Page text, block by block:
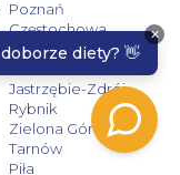
Poznań
Częstochowa
Rzeszów
Jastrzębie-Zdrój
Rybnik
Zielona Góra
Tarnów
Piła